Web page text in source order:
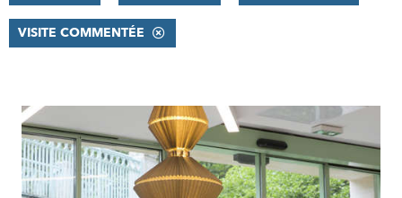
VISITE COMMENTÉE
RÉSULTATS